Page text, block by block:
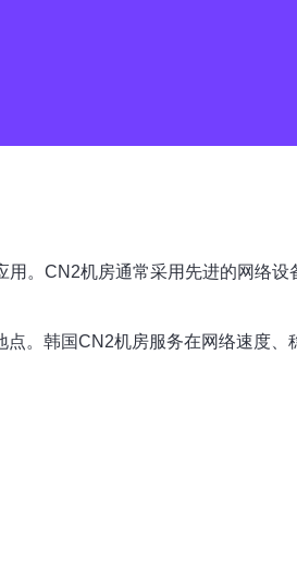
。CN2机房通常采用先进的网络
。韩国CN2机房服务在网络速度